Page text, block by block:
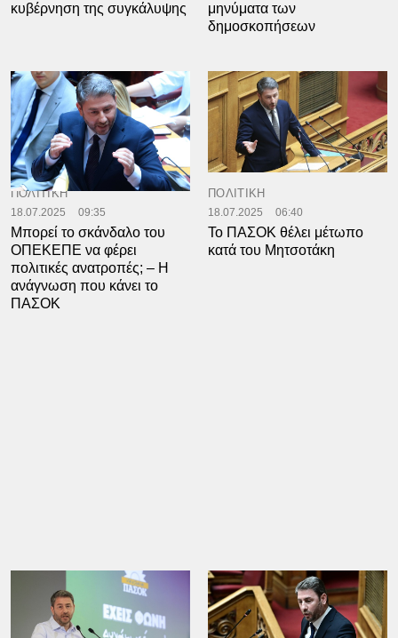
κυβέρνηση της συγκάλυψης
μηνύματα των
δημοσκοπήσεων
ΠΟΛΙΤΙΚΗ
18.07.2025 09:35
Μπορεί το σκάνδαλο του
ΟΠΕΚΕΠΕ να φέρει
πολιτικές ανατροπές; – Η
ανάγνωση που κάνει το
ΠΑΣΟΚ
ΠΟΛΙΤΙΚΗ
18.07.2025 06:40
Το ΠΑΣΟΚ θέλει μέτωπο
κατά του Μητσοτάκη